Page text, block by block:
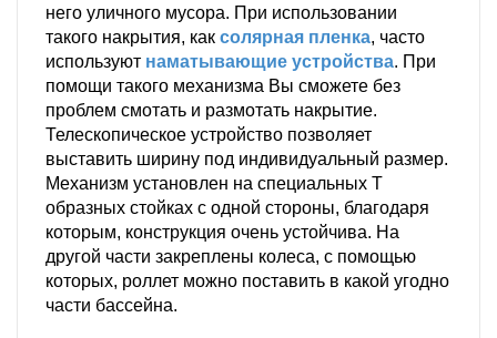
него уличного мусора. При использовании
такого накрытия, как солярная пленка, часто
используют наматывающие устройства. При
помощи такого механизма Вы сможете без
проблем смотать и размотать накрытие.
Телескопическое устройство позволяет
выставить ширину под индивидуальный размер.
Механизм установлен на специальных Т
образных стойках с одной стороны, благодаря
которым, конструкция очень устойчива. На
другой части закреплены колеса, с помощью
которых, роллет можно поставить в какой угодно
части бассейна.